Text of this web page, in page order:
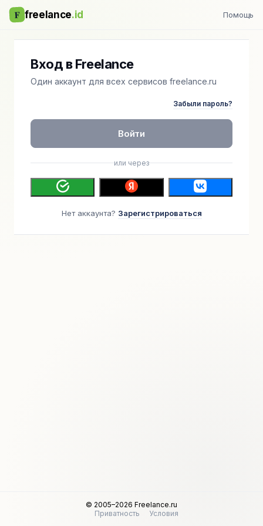
F freelance.id Помощь
Вход в Freelance
Один аккаунт для всех сервисов freelance.ru
Забыли пароль?
Войти
или через
Нет аккаунта? Зарегистрироваться
© 2005–2026 Freelance.ru
Приватность
Условия